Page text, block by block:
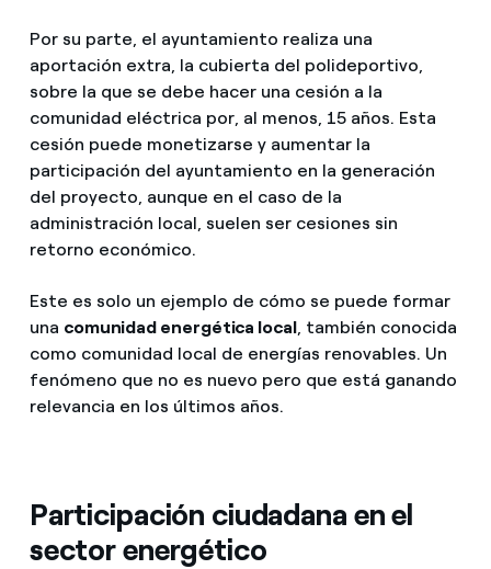
Por su parte, el ayuntamiento realiza una
aportación extra, la cubierta del polideportivo,
sobre la que se debe hacer una cesión a la
comunidad eléctrica por, al menos, 15 años. Esta
cesión puede monetizarse y aumentar la
participación del ayuntamiento en la generación
del proyecto, aunque en el caso de la
administración local, suelen ser cesiones sin
retorno económico.
Este es solo un ejemplo de cómo se puede formar
una comunidad energética local, también conocida
como comunidad local de energías renovables. Un
fenómeno que no es nuevo pero que está ganando
relevancia en los últimos años.
Participación ciudadana en el
sector energético